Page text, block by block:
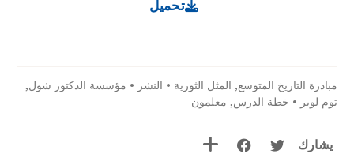
تحميل
مبادرة التاريخ المتوسع, المثل الثورية • النشر • مؤسسة الدكتور شول,
توم لوير • خطة الدرس, معلمون
يشارك